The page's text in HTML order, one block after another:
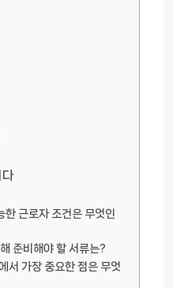
다
한 근로자 조건은 무엇인
준비해야 할 서류는?
서 가장 중요한 점은 무엇